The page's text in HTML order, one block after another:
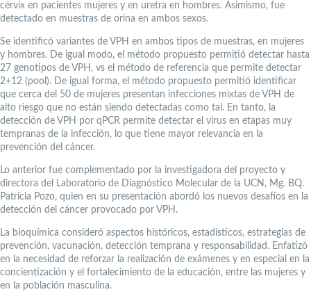
cérvix en pacientes mujeres y en uretra en hombres. Asimismo, fue
detectado en muestras de orina en ambos sexos.
Se identificó variantes de VPH en ambos tipos de muestras, en mujeres
y hombres. De igual modo, el método propuesto permitió detectar hasta
27 genotipos de VPH, vs el método de referencia que permite detectar
2+12 (pool). De igual forma, el método propuesto permitió identificar
que cerca del 50 de mujeres presentan infecciones mixtas de VPH de
alto riesgo que no están siendo detectadas como tal. En tanto, la
detección de VPH por qPCR permite detectar el virus en etapas muy
tempranas de la infección, lo que tiene mayor relevancia en la
prevención del cáncer.
Lo anterior fue complementado por la investigadora del proyecto y
directora del Laboratorio de Diagnóstico Molecular de la UCN, Mg. BQ.
Patricia Pozo, quien en su presentación abordó los nuevos desafíos en la
detección del cáncer provocado por VPH.
La bioquímica consideró aspectos históricos, estadísticos, estrategias de
prevención, vacunación, detección temprana y responsabilidad. Enfatizó
en la necesidad de reforzar la realización de exámenes y en especial en la
concientización y el fortalecimiento de la educación, entre las mujeres y
en la población masculina.